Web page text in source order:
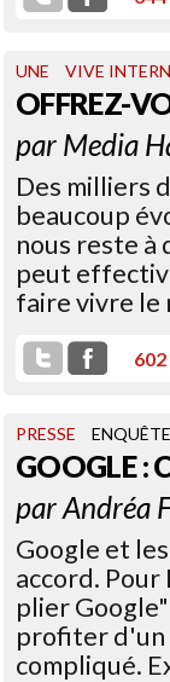
UNE VIVE
OFFREZ-
par Media
Des milliers
beaucoup
nous reste à
peut
faire vivre le
602
PRESSE ENQUÊTE
GOOGLE :
parAndréa
Google et
accord.
plier
profiter d'un
compliqué.